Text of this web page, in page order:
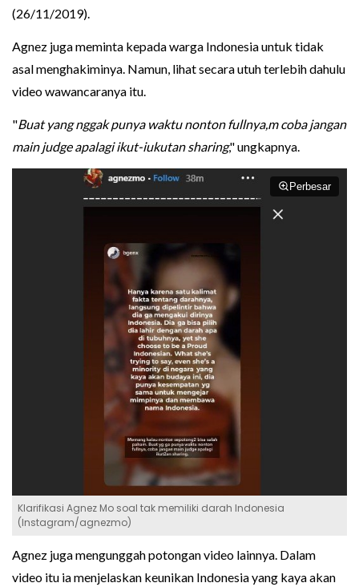
(26/11/2019).
Agnez juga meminta kepada warga Indonesia untuk tidak
asal menghakiminya. Namun, lihat secara utuh terlebih dahulu
video wawancaranya itu.
"Buat yang nggak punya waktu nonton fullnya,m coba jangan
main judge apalagi ikut-iukutan sharing," ungkapnya.
Perbesar
Klarifikasi Agnez Mo soal tak memiliki darah Indonesia
(Instagram/agnezmo)
Agnez juga mengunggah potongan video lainnya. Dalam
video itu ia menjelaskan keunikan Indonesia yang kaya akan